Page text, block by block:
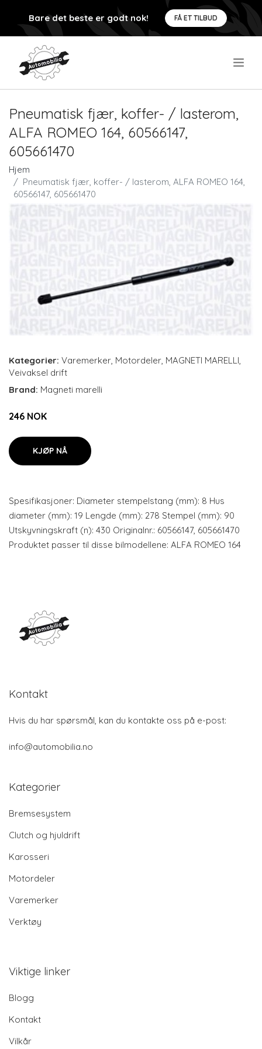
Bare det beste er godt nok! FÅ ET TILBUD
Pneumatisk fjær, koffer- / lasterom,
ALFA ROMEO 164, 60566147,
605661470
Hjem
Pneumatisk fjær, koffer- / lasterom, ALFA ROMEO 164,
60566147, 605661470
Kategorier: Varemerker Motordeler MAGNETI MARELLI
Veivaksel drift
Brand: Magneti marelli
246 NOK
KJØP NÅ
Spesifikasjoner: Diameter stempelstang (mm): 8 Hus
diameter (mm): 19 Lengde (mm): 278 Stempel (mm): 90
Utskyvningskraft (n): 430 Originalnr.: 60566147, 605661470
Produktet passer til disse bilmodellene: ALFA ROMEO 164
Kontakt
Hvis du har spørsmål, kan du kontakte oss på e-post:
info@automobilia.no
Kategorier
Bremsesystem
Clutch og hjuldrift
Karosseri
Motordeler
Varemerker
Verktøy
Viktige linker
Blogg
Kontakt
Vilkår